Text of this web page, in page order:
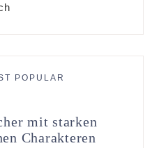
POPULAR
mit starken
Charakteren